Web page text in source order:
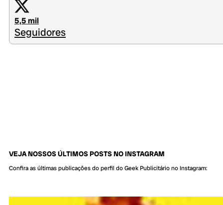
5,5 mil
Seguidores
VEJA NOSSOS ÚLTIMOS POSTS NO INSTAGRAM
Confira as últimas publicações do perfil do Geek Publicitário no Instagram: